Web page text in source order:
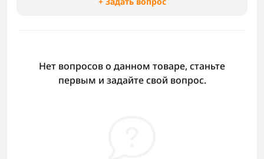
Нет вопросов о данном товаре, станьте
первым и задайте свой вопрос.